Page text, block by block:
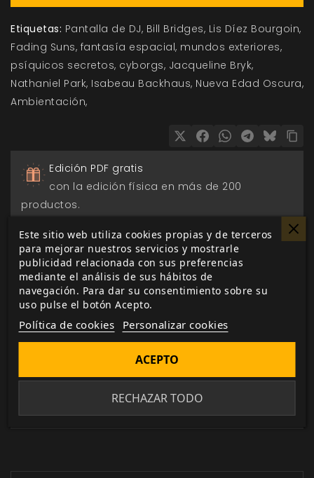
Etiquetas: Pantalla de DJ Bill Bridges Lis Díez Bourgoin
Fading Suns fantasía espacial mundos exteriores
psíquicos secretos cyborgs Jacqueline Bryk
Nathaniel Park Isabeau Backhaus Nueva Edad Oscura
Ambientación
Edición PDF gratis
con la edición física en más de 200
productos.
Pago seguro
a través de Paypal, transferencia o tarjeta de
crédito.
Entrega 24/48h
para envios nacionales.
Biblioteca digital
actualizada con todos los juego canjeados
Este sitio web utiliza cookies propias y de terceros
para mejorar nuestros servicios y mostrarle
publicidad relacionada con sus preferencias
mediante el análisis de sus hábitos de
navegación. Para dar su consentimiento sobre su
uso pulse el botón Acepto.
Política de cookies Personalizar cookies
RECHAZAR TODO
ACEPTO